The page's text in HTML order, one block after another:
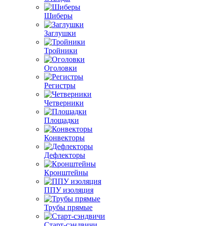
Шиберы
Заглушки
Тройники
Оголовки
Регистры
Четверники
Площадки
Конвекторы
Дефлекторы
Кронштейны
ППУ изоляция
Трубы прямые